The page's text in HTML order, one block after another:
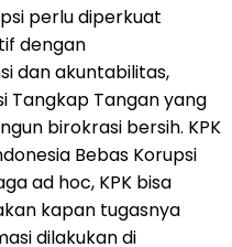
perlu diperkuat
dengan
dan akuntabilitas,
Tangkap Tangan yang
birokrasi bersih. KPK
Bebas Korupsi
ad hoc, KPK bisa
kapan tugasnya
dilakukan di